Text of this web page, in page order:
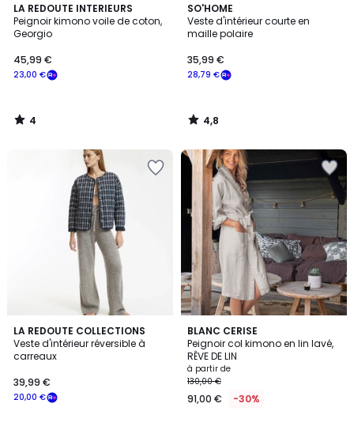
LA REDOUTE INTERIEURS
Peignoir kimono voile de coton,
Georgio
23,00 €
45,99 €
4
/
5
4
/
SO'HOME
Veste d'intérieur courte en
maille polaire
28,79 €
35,99 €
4,8
/ 5
4,8
/
LA REDOUTE COLLECTIONS
Veste d'intérieur réversible à
carreaux
20,00 €
39,99 €
4,5
/ 5
BLANC CERISE
Peignoir col kimono en lin lavé,
RÊVE DE LIN
à partir de
130,00 €
91,00 € -30%
5
/
5
6
Couleurs